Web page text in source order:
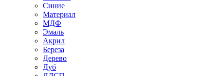
Синие
Материал
МДФ
Эмаль
Акрил
Береза
Дерево
Дуб